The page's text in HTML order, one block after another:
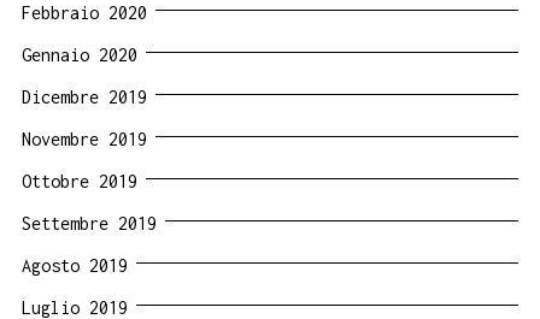
Febbraio 2020
Gennaio 2020
Dicembre 2019
Novembre 2019
Ottobre 2019
Settembre 2019
Agosto 2019
Luglio 2019